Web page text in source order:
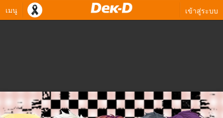
เมนู เข้าสู่ระบบ